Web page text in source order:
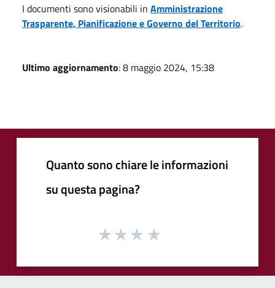
I documenti sono visionabili in Amministrazione
Trasparente, Pianificazione e Governo del Territorio.
Ultimo aggiornamento: 8 maggio 2024, 15:38
Quanto sono chiare le informazioni
su questa pagina?